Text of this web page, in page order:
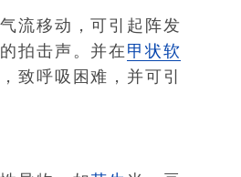
流移动，可引起阵发
拍击声。并在 甲状软
，致呼吸困难，并可引